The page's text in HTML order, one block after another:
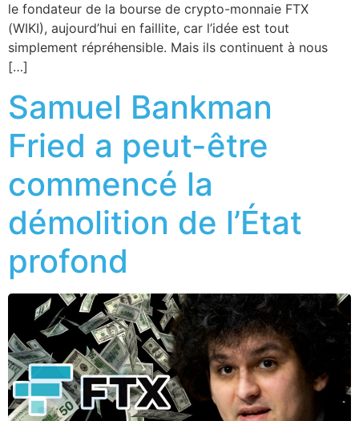
le fondateur de la bourse de crypto-monnaie FTX
(WIKI), aujourd’hui en faillite, car l’idée est tout
simplement répréhensible. Mais ils continuent à nous
[…]
Samuel Bankman
Fried a peut-être
commencé la
démolition de l’État
profond